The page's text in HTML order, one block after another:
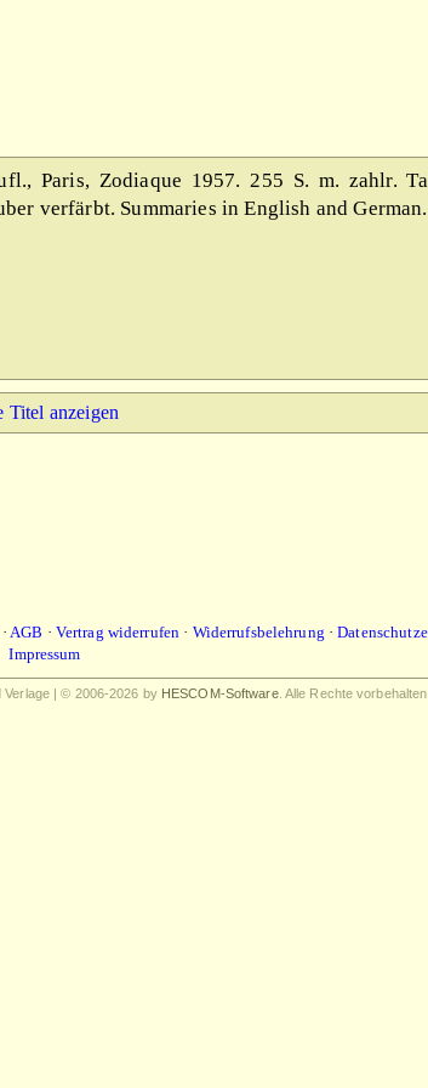
Paris, Zodiaque 1957. 255 S. m. zahlr.
verfärbt. Summaries in English and German.
Titel anzeigen
· AGB · Vertrag widerrufen · Widerrufsbelehrung ·
Impressum
Verlage | © 2006-2026 by HESCOM-Software. Alle Rechte vorbehalten.